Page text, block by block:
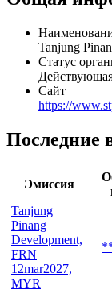
Tanjung
Статус
Сайт
https://
Последние
Эмиссия
Tanjung
Pinang
Development,
FRN
12mar2027,
MYR